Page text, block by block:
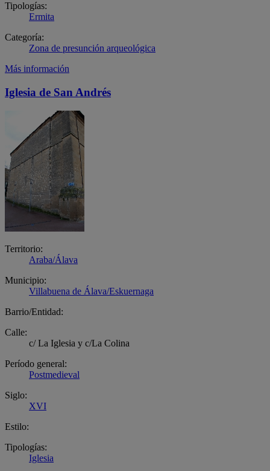
Tipologías:
Ermita
Categoría:
Zona de presunción arqueológica
Más información
Iglesia de San Andrés
Territorio:
Araba/Álava
Municipio:
Villabuena de Álava/Eskuernaga
Barrio/Entidad:
Calle:
c/ La Iglesia y c/La Colina
Período general:
Postmedieval
Siglo:
XVI
Estilo:
Tipologías:
Iglesia